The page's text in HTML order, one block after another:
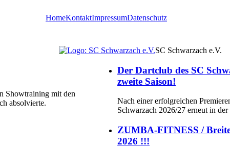
HomeKontaktImpressumDatenschutz
SC Schwarzach e.V.
Showtraining mit den
absolvierte.
Der Dartclub des SC
zweite Saison!
Nach einer erfolgreichen
Schwarzach 2026/27 erneut in
ZUMBA-FITNESS /
2026 !!!